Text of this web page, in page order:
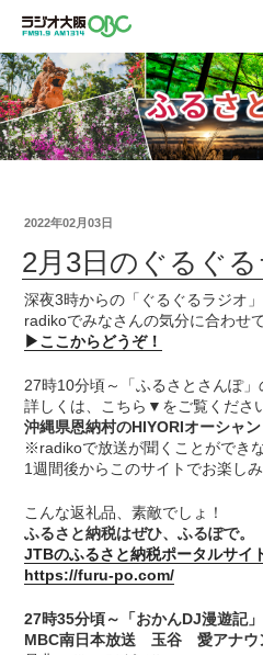
2022年02月03日
2月3日のぐるぐ
深夜3時からの「ぐるぐるラジオ
radikoでみなさんの気分に合わせ
▶ここからどうぞ！
27時10分頃～「ふるさとさんぽ」
詳しくは、こちら▼をご覧くださ
沖縄県恩納村のHIYORIオーシャ
※radikoで放送が聞くことができ
1週間後からこのサイトでお楽しみ
こんな返礼品、素敵でしょ！
ふるさと納税はぜひ、ふるぽで。
JTBのふるさと納税ポータルサイ
https://furu-po.com/
27時35分頃～「おかんDJ漫遊記」
MBC南日本放送 玉谷 愛アナウ